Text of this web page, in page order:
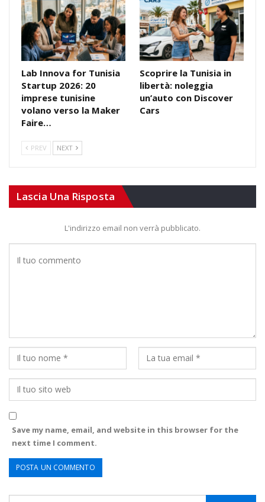
Lab Innova for Tunisia
Startup 2026: 20
imprese tunisine
volano verso la Maker
Faire…
Scoprire la Tunisia in
libertà: noleggia
un’auto con Discover
Cars
PREV NEXT
Lascia Una Risposta
L'indirizzo email non verrà pubblicato.
Save my name, email, and website in this browser for the
next time I comment.